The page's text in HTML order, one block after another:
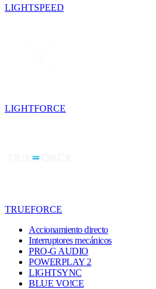
LIGHTSPEED
LIGHTFORCE
TRUEFORCE
Accionamiento directo
Interruptores mecánicos
PRO-G AUDIO
POWERPLAY 2
LIGHTSYNC
BLUE VO!CE